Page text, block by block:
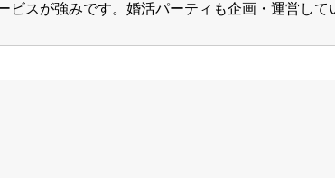
スが強みです。婚活パーティも企画・運営して